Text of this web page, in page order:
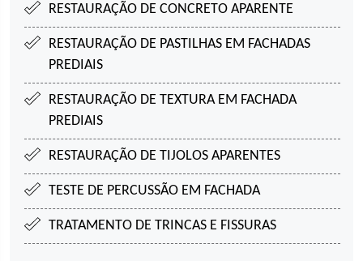
RESTAURAÇÃO DE CONCRETO APARENTE
RESTAURAÇÃO DE PASTILHAS EM FACHADAS
PREDIAIS
RESTAURAÇÃO DE TEXTURA EM FACHADA
PREDIAIS
RESTAURAÇÃO DE TIJOLOS APARENTES
TESTE DE PERCUSSÃO EM FACHADA
TRATAMENTO DE TRINCAS E FISSURAS